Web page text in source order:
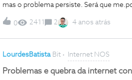
mas o problema persiste. Será que
0 2411 2 4 anos atrás
LourdesBatista Bit Internet NOS
Problemas e quebra da internet